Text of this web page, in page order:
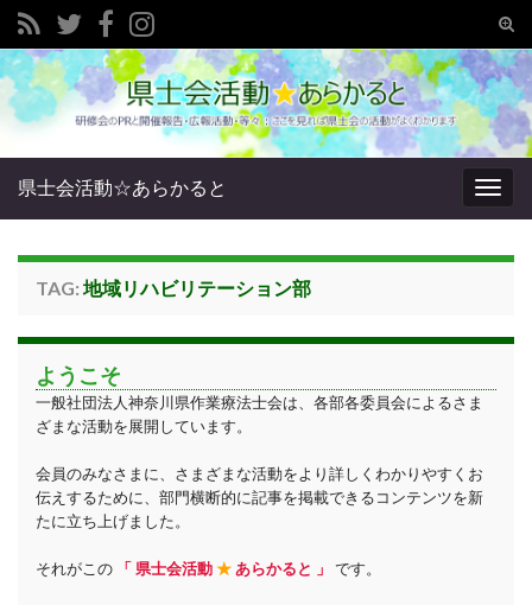
Search for:
県士会活動☆あらかると
TAG: 地域リハビリテーション部
ようこそ
一般社団法人神奈川県作業療法士会は、各部各委員会によるさま
ざまな活動を展開しています。
会員のみなさまに、さまざまな活動をより詳しくわかりやすくお
伝えするために、部門横断的に記事を掲載できるコンテンツを新
たに立ち上げました。
それがこの 「 県士会活動★あらかると 」 です。